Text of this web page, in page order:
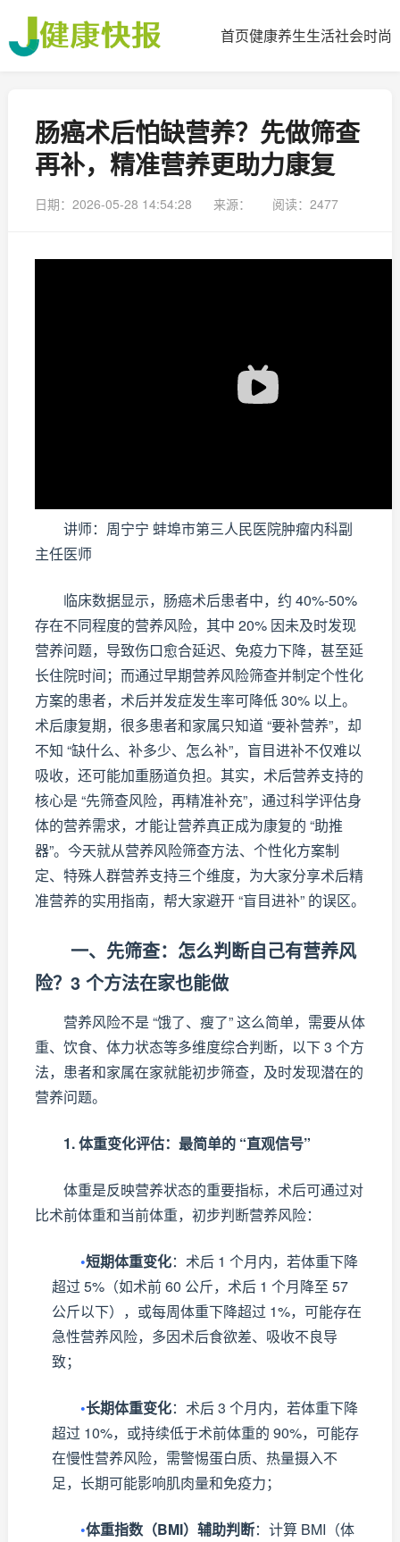
首页健康养生生活社会时尚
肠癌术后怕缺营养？先做筛查
再补，精准营养更助力康复
日期：2026-05-28 14:54:28 来源： 阅读：2477
讲师：周宁宁 蚌埠市第三人民医院肿瘤内科副
主任医师
临床数据显示，肠癌术后患者中，约 40%-50%
存在不同程度的营养风险，其中 20% 因未及时发现
营养问题，导致伤口愈合延迟、免疫力下降，甚至延
长住院时间；而通过早期营养风险筛查并制定个性化
方案的患者，术后并发症发生率可降低 30% 以上。
术后康复期，很多患者和家属只知道 “要补营养”，却
不知 “缺什么、补多少、怎么补”，盲目进补不仅难以
吸收，还可能加重肠道负担。其实，术后营养支持的
核心是 “先筛查风险，再精准补充”，通过科学评估身
体的营养需求，才能让营养真正成为康复的 “助推
器”。今天就从营养风险筛查方法、个性化方案制
定、特殊人群营养支持三个维度，为大家分享术后精
准营养的实用指南，帮大家避开 “盲目进补” 的误区。
一、先筛查：怎么判断自己有营养风
险？3 个方法在家也能做
营养风险不是 “饿了、瘦了” 这么简单，需要从体
重、饮食、体力状态等多维度综合判断，以下 3 个方
法，患者和家属在家就能初步筛查，及时发现潜在的
营养问题。
1. 体重变化评估：最简单的 “直观信号”
体重是反映营养状态的重要指标，术后可通过对
比术前体重和当前体重，初步判断营养风险：
•短期体重变化：术后 1 个月内，若体重下降
超过 5%（如术前 60 公斤，术后 1 个月降至 57
公斤以下），或每周体重下降超过 1%，可能存在
急性营养风险，多因术后食欲差、吸收不良导
致；
•长期体重变化：术后 3 个月内，若体重下降
超过 10%，或持续低于术前体重的 90%，可能存
在慢性营养风险，需警惕蛋白质、热量摄入不
足，长期可能影响肌肉量和免疫力；
•体重指数（BMI）辅助判断：计算 BMI（体